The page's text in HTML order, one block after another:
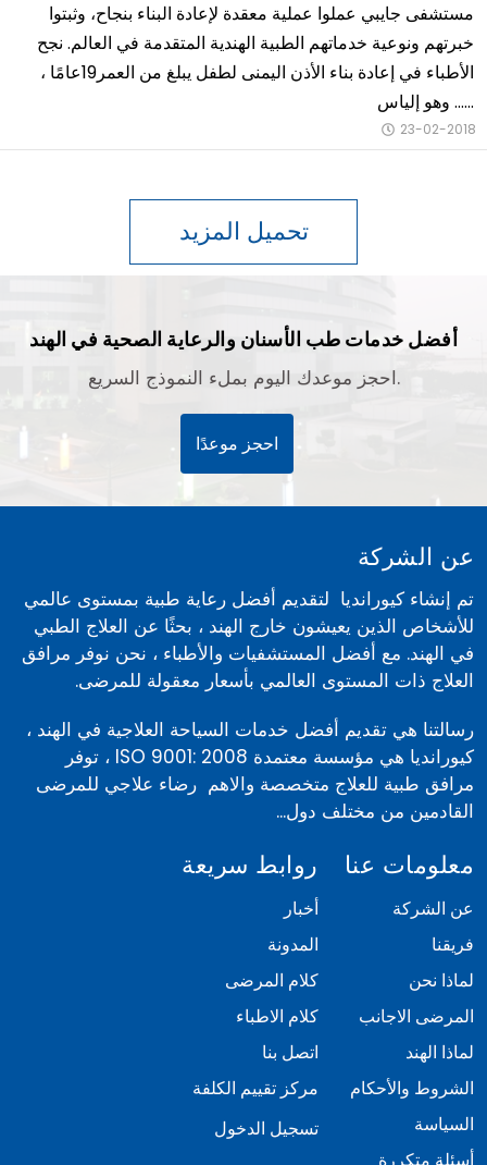
23-02-2018
مستشفى جايبي عملوا عملية معقدة لإعادة البناء بنجاح، وثبتوا
خبرتهم ونوعية خدماتهم الطبية الهندية المتقدمة في العالم. نجح
الأطباء في إعادة بناء الأذن اليمنى لطفل يبلغ من العمر19عامًا ،
وهو إلياس ......
أفضل خدمات طب الأسنان والرعاية الصحية في الهند
احجز موعدك اليوم بملء النموذج السريع.
احجز موعدًا
عن الشركة
تم إنشاء كيورانديا لتقديم أفضل رعاية طبية بمستوى عالمي
للأشخاص الذين يعيشون خارج الهند ، بحثًا عن العلاج الطبي
في الهند. مع أفضل المستشفيات والأطباء ، نحن نوفر مرافق
العلاج ذات المستوى العالمي بأسعار معقولة للمرضى.
رسالتنا هي تقديم أفضل خدمات السياحة العلاجية في الهند ،
كيورانديا هي مؤسسة معتمدة ISO 9001: 2008 ، توفر
مرافق طبية للعلاج متخصصة والاهم رضاء علاجي للمرضى
القادمين من مختلف دول...
معلومات عنا
عن الشركة
فريقنا
لماذا نحن
المرضى الاجانب
لماذا الهند
الشروط والأحكام
السياسة
روابط سريعة
أخبار
المدونة
كلام المرضى
كلام الاطباء
اتصل بنا
مركز تقييم الكلفة
تسجيل الدخول